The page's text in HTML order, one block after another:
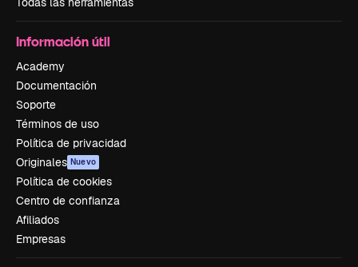
Información útil
Academy
Documentación
Soporte
Términos de uso
Política de privacidad
Originales Nuevo
Política de cookies
Centro de confianza
Afiliados
Empresas